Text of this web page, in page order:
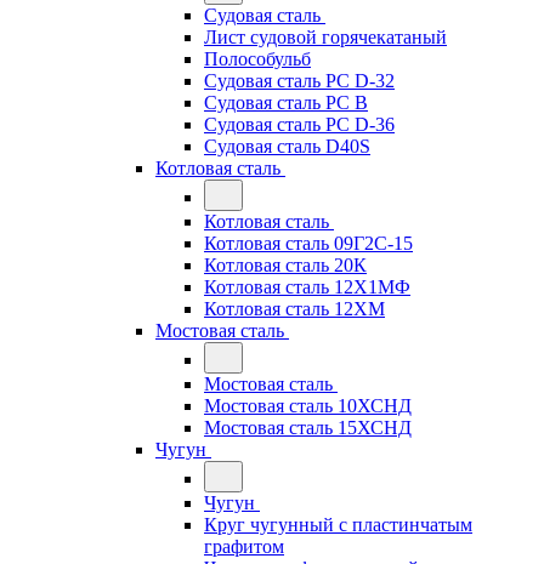
Судовая сталь
Лист судовой горячекатаный
Полособульб
Судовая сталь РС D-32
Судовая сталь РС В
Судовая сталь РС D-36
Судовая сталь D40S
Котловая сталь
Котловая сталь
Котловая сталь 09Г2С-15
Котловая сталь 20К
Котловая сталь 12Х1МФ
Котловая сталь 12ХМ
Мостовая сталь
Мостовая сталь
Мостовая сталь 10ХСНД
Мостовая сталь 15ХСНД
Чугун
Чугун
Круг чугунный с пластинчатым
графитом